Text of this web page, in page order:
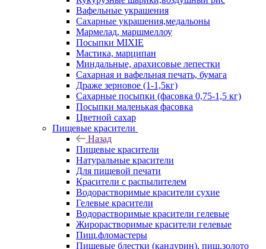
Вафельные украшения
Сахарные украшения,медальоны
Мармелад, маршмеллоу
Посыпки MIXIE
Мастика, марципан
Миндальные, арахисовые лепестки
Сахарная и вафельная печать, бумага
Драже зерновое (1-1,5кг)
Сахарные посыпки (фасовка 0,75-1,5 кг)
Посыпки маленькая фасовка
Цветной сахар
Пищевые красители
Назад
Пищевые красители
Натуральные красители
Для пищевой печати
Красители с распылителем
Водорастворимые красители сухие
Гелевые красители
Водорастворимые красители гелевые
Жирорастворимые красители гелевые
Пищ.фломастеры
Пищевые блестки (кандурин), пищ.золото